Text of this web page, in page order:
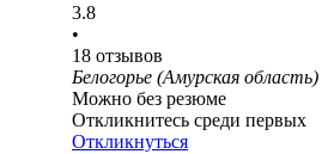
3.8
•
18 отзывов
Белогорье (Амурская область)
Можно без резюме
Откликнитесь среди первых
Откликнуться